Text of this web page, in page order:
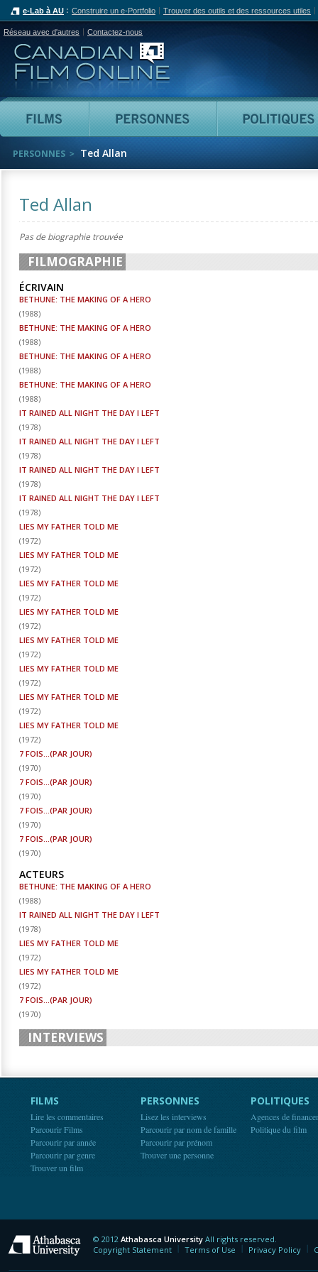
e-Lab à AU Construire un e-Portfolio Trouver des outils et des ressources utiles
Réseau avec d'autres Contactez-nous
Canadian Film Online
Films Personnes
PERSONNES Ted Allan
Ted Allan
Pas de biographie trouvée
FILMOGRAPHIE
ÉCRIVAIN
BETHUNE: THE MAKING OF A HERO
(1988)
BETHUNE: THE MAKING OF A HERO
(1988)
BETHUNE: THE MAKING OF A HERO
(1988)
BETHUNE: THE MAKING OF A HERO
(1988)
IT RAINED ALL NIGHT THE DAY I LEFT
(1978)
IT RAINED ALL NIGHT THE DAY I LEFT
(1978)
IT RAINED ALL NIGHT THE DAY I LEFT
(1978)
IT RAINED ALL NIGHT THE DAY I LEFT
(1978)
LIES MY FATHER TOLD ME
(1972)
LIES MY FATHER TOLD ME
(1972)
LIES MY FATHER TOLD ME
(1972)
LIES MY FATHER TOLD ME
(1972)
LIES MY FATHER TOLD ME
(1972)
LIES MY FATHER TOLD ME
(1972)
LIES MY FATHER TOLD ME
(1972)
LIES MY FATHER TOLD ME
(1972)
7 FOIS...(PAR JOUR)
(1970)
7 FOIS...(PAR JOUR)
(1970)
7 FOIS...(PAR JOUR)
(1970)
7 FOIS...(PAR JOUR)
(1970)
ACTEURS
BETHUNE: THE MAKING OF A HERO
(1988)
IT RAINED ALL NIGHT THE DAY I LEFT
(1978)
LIES MY FATHER TOLD ME
(1972)
LIES MY FATHER TOLD ME
(1972)
7 FOIS...(PAR JOUR)
(1970)
INTERVIEWS
FILMS
Lire les commentaires
Parcourir Films
Parcourir par année
Parcourir par genre
Trouver un film
PERSONNES
Lisez les interviews
Parcourir par nom de famille
Parcourir par prénom
Trouver une personne
POLITIQUES
Agences de
Politique du film
Athabasca University
© 2012 Athabasca University All rights reserved.
Copyright Statement
Terms of Use Privacy Policy